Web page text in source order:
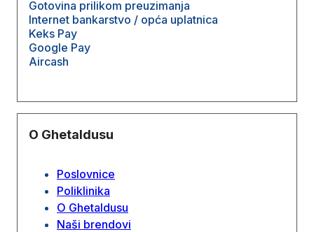
Gotovina prilikom preuzimanja
Internet bankarstvo / opća uplatnica
Keks Pay
Google Pay
Aircash
O Ghetaldusu
Poslovnice
Poliklinika
O Ghetaldusu
Naši brendovi